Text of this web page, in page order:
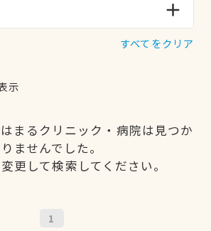
すべてをクリア
示
まるクリニック・病院は見つか
りませんでした。
更して検索してください。
1